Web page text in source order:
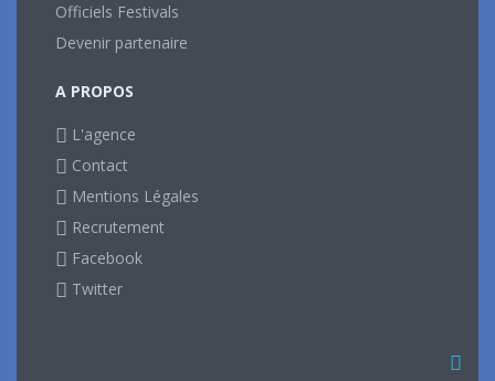
Officiels Festivals
Devenir partenaire
A PROPOS
L'agence
Contact
Mentions Légales
Recrutement
Facebook
Twitter